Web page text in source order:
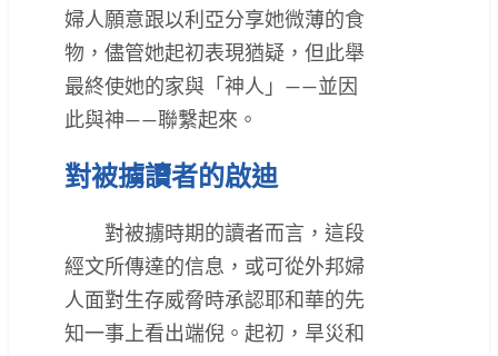
婦人願意跟以利亞分享她微薄的食
物，儘管她起初表現猶疑，但此舉
最終使她的家與「神人」——並因
此與神——聯繫起來。
對被擄讀者的啟迪
對被擄時期的讀者而言，這段
經文所傳達的信息，或可從外邦婦
人面對生存威脅時承認耶和華的先
知一事上看出端倪。起初，旱災和